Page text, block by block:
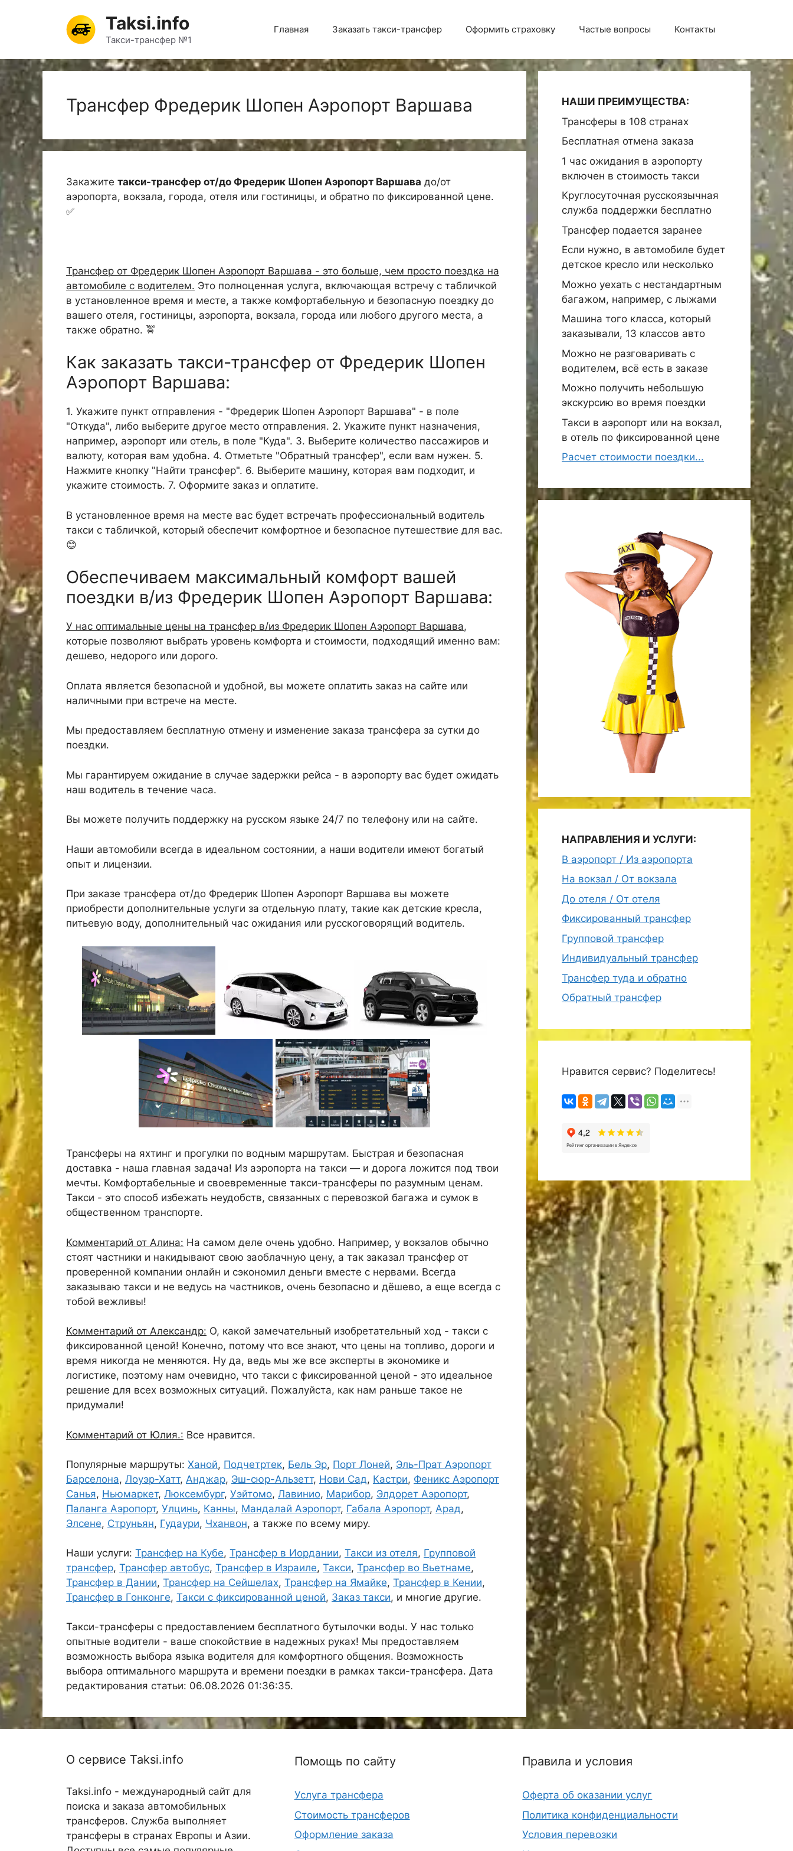
содержимому
Taksi.info
Такси-трансфер №1
Главная Заказать такси-трансфер Оформить страховку Частые вопросы Контакты
Трансфер Фредерик Шопен Аэропорт Варшава
Закажите такси-трансфер от/до Фредерик Шопен Аэропорт Варшава до/от
аэропорта, вокзала, города, отеля или гостиницы, и обратно по фиксированной цене.
✅
Трансфер от Фредерик Шопен Аэропорт Варшава - это больше, чем просто поездка на
автомобиле с водителем. Это полноценная услуга, включающая встречу с табличкой
в установленное время и месте, а также комфортабельную и безопасную поездку до
вашего отеля, гостиницы, аэропорта, вокзала, города или любого другого места, а
также обратно. 🚖
Как заказать такси-трансфер от Фредерик Шопен
Аэропорт Варшава:
1. Укажите пункт отправления - "Фредерик Шопен Аэропорт Варшава" - в поле
"Откуда", либо выберите другое место отправления. 2. Укажите пункт назначения,
например, аэропорт или отель, в поле "Куда". 3. Выберите количество пассажиров и
валюту, которая вам удобна. 4. Отметьте "Обратный трансфер", если вам нужен. 5.
Нажмите кнопку "Найти трансфер". 6. Выберите машину, которая вам подходит, и
укажите стоимость. 7. Оформите заказ и оплатите.
В установленное время на месте вас будет встречать профессиональный водитель
такси с табличкой, который обеспечит комфортное и безопасное путешествие для вас.
😊
Обеспечиваем максимальный комфорт вашей
поездки в/из Фредерик Шопен Аэропорт Варшава:
У нас оптимальные цены на трансфер в/из Фредерик Шопен Аэропорт Варшава,
которые позволяют выбрать уровень комфорта и стоимости, подходящий именно вам:
дешево, недорого или дорого.
Оплата является безопасной и удобной, вы можете оплатить заказ на сайте или
наличными при встрече на месте.
Мы предоставляем бесплатную отмену и изменение заказа трансфера за сутки до
поездки.
Мы гарантируем ожидание в случае задержки рейса - в аэропорту вас будет ожидать
наш водитель в течение часа.
Вы можете получить поддержку на русском языке 24/7 по телефону или на сайте.
Наши автомобили всегда в идеальном состоянии, а наши водители имеют богатый
опыт и лицензии.
При заказе трансфера от/до Фредерик Шопен Аэропорт Варшава вы можете
приобрести дополнительные услуги за отдельную плату, такие как детские кресла,
питьевую воду, дополнительный час ожидания или русскоговорящий водитель.
Трансферы на яхтинг и прогулки по водным маршрутам. Быстрая и безопасная
доставка - наша главная задача! Из аэропорта на такси — и дорога ложится под твои
мечты. Комфортабельные и своевременные такси-трансферы по разумным ценам.
Такси - это способ избежать неудобств, связанных с перевозкой багажа и сумок в
общественном транспорте.
Комментарий от Алина: На самом деле очень удобно. Например, у вокзалов обычно
стоят частники и накидывают свою заоблачную цену, а так заказал трансфер от
проверенной компании онлайн и сэкономил деньги вместе с нервами. Всегда
заказываю такси и не ведусь на частников, очень безопасно и дёшево, а еще всегда с
тобой вежливы!
Комментарий от Александр: О, какой замечательный изобретательный ход - такси с
фиксированной ценой! Конечно, потому что все знают, что цены на топливо, дороги и
время никогда не меняются. Ну да, ведь мы же все эксперты в экономике и
логистике, поэтому нам очевидно, что такси с фиксированной ценой - это идеальное
решение для всех возможных ситуаций. Пожалуйста, как нам раньше такое не
придумали!
Комментарий от Юлия.: Все нравится.
Популярные маршруты: Ханой, Подчетртек, Бель Эр, Порт Лоней, Эль-Прат Аэропорт
Барселона, Лоуэр-Хатт, Анджар, Эш-сюр-Альзетт, Нови Сад, Кастри, Феникс Аэропорт
Санья, Ньюмаркет, Люксембург, Уэйтомо, Лавинио, Марибор, Элдорет Аэропорт,
Паланга Аэропорт, Улцинь, Канны, Мандалай Аэропорт, Габала Аэропорт, Арад,
Элсене, Струньян, Гудаури, Чханвон, а также по всему миру.
Наши услуги: Трансфер на Кубе, Трансфер в Иордании, Такси из отеля, Групповой
трансфер, Трансфер автобус, Трансфер в Израиле, Такси, Трансфер во Вьетнаме,
Трансфер в Дании, Трансфер на Сейшелах, Трансфер на Ямайке, Трансфер в Кении,
Трансфер в Гонконге, Такси с фиксированной ценой, Заказ такси, и многие другие.
Такси-трансферы с предоставлением бесплатного бутылочки воды. У нас только
опытные водители - ваше спокойствие в надежных руках! Мы предоставляем
возможность выбора языка водителя для комфортного общения. Возможность
выбора оптимального маршрута и времени поездки в рамках такси-трансфера. Дата
редактирования статьи: 06.08.2026 01:36:35.
НАШИ ПРЕИМУЩЕСТВА:
Трансферы в 108 странах
Бесплатная отмена заказа
1 час ожидания в аэропорту
включен в стоимость такси
Круглосуточная русскоязычная
служба поддержки бесплатно
Трансфер подается заранее
Если нужно, в автомобиле будет
детское кресло или несколько
Можно уехать с нестандартным
багажом, например, с лыжами
Машина того класса, который
заказывали, 13 классов авто
Можно не разговаривать с
водителем, всё есть в заказе
Можно получить небольшую
экскурсию во время поездки
Такси в аэропорт или на вокзал,
в отель по фиксированной цене
Расчет стоимости поездки...
НАПРАВЛЕНИЯ И УСЛУГИ:
В аэропорт / Из аэропорта
На вокзал / От вокзала
До отеля / От отеля
Фиксированный трансфер
Групповой трансфер
Индивидуальный трансфер
Трансфер туда и обратно
Обратный трансфер
Нравится сервис? Поделитесь!
О сервисе Taksi.info
Taksi.info - международный сайт для
поиска и заказа автомобильных
трансферов. Служба выполняет
трансферы в странах Европы и Азии.
Помощь по сайту
Услуга трансфера
Стоимость трансферов
Оформление заказа
Правила и условия
Оферта об оказании услуг
Политика конфиденциальности
Условия перевозки